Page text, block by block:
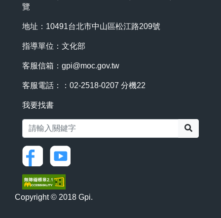
覽
地址：10491台北市中山區松江路209號
指導單位：文化部
客服信箱： gpi@moc.gov.tw
客服電話：：02-2518-0207 分機22
我要找書
Copyright © 2018 Gpi.